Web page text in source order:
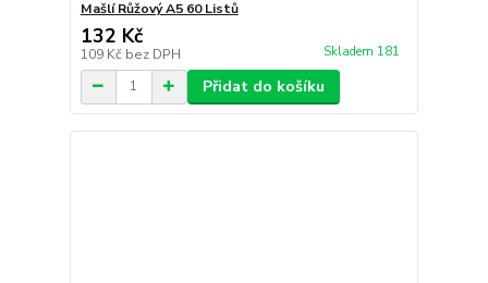
Mašlí Růžový A5 60 Listů
132 Kč
109 Kč bez DPH Skladem 181
Přidat do košíku